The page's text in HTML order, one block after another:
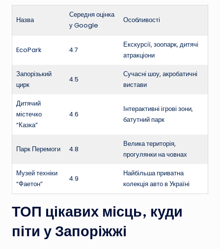
Назва
Середня оцінка
у Google
Особливості
EcoPark 4.7
Екскурсії, зоопарк, дитячі
атракціони
Запорізький
цирк
4.5
Сучасні шоу, акробатичні
вистави
Дитячий
містечко
“Казка”
4.6
Інтерактивні ігрові зони,
батутний парк
Парк Перемоги 4.8
Велика територія,
прогулянки на човнах
Музей техніки
“Фаетон”
4.9
Найбільша приватна
колекція авто в Україні
ТОП цікавих місць, куди
піти у Запоріжжі